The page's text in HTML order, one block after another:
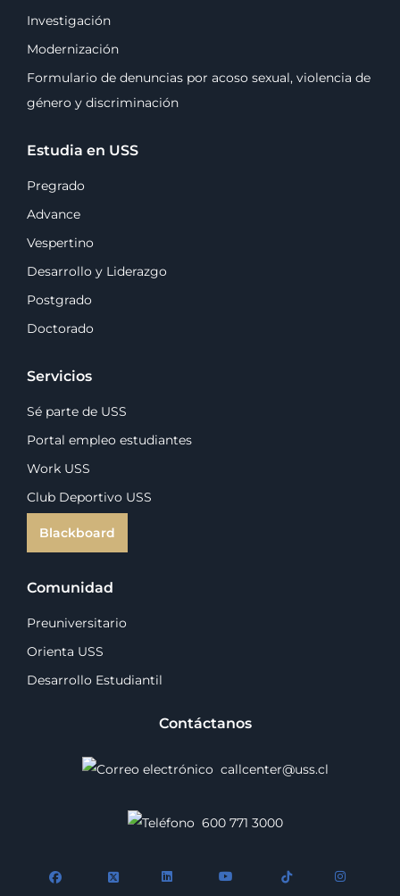
Investigación
Modernización
Formulario de denuncias por acoso sexual, violencia de
género y discriminación
Estudia en USS
Pregrado
Advance
Vespertino
Desarrollo y Liderazgo
Postgrado
Doctorado
Servicios
Sé parte de USS
Portal empleo estudiantes
Work USS
Club Deportivo USS
Blackboard
Comunidad
Preuniversitario
Orienta USS
Desarrollo Estudiantil
Contáctanos
callcenter@uss.cl
600 771 3000